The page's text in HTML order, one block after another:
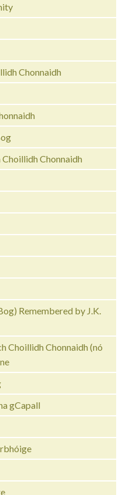
Chonnaidh
Chonnaidh
Remembered by J.K.
Choillidh Chonnaidh (nó
gCapall